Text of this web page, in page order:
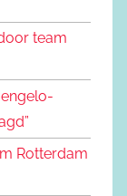
team
Rotterdam